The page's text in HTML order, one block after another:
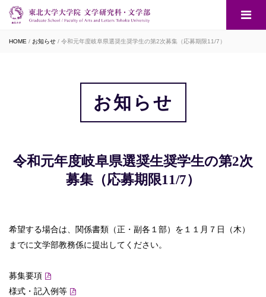
HOME お知らせ 令和元年度岐阜県選奨生奨学生の第2次募集（応募期限11/7）
お知らせ
令和元年度岐阜県選奨生奨学生の第2次
募集（応募期限11/7）
希望する場合は、関係書類（正・副各１部）を１１月７日（木）
までに文学部教務係に提出してください。
募集要項
様式・記入例等